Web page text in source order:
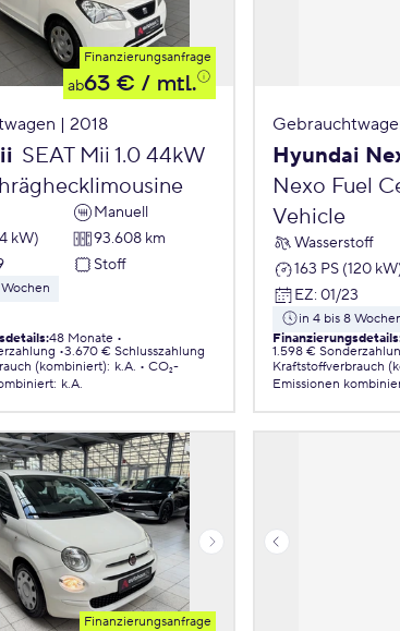
Finanzierungsanfrage
ab63 € / mtl.
| 2018
SEAT Mii 1.0 44kW
Manuell
kW)
93.608 km
Stoff
:48 Monate
3.670 € Schlusszahlung
(kombiniert): k.A.
CO₂-
: k.A.
Hyundai
Nexo Fuel
Vehicle
Wasserstoff
163 PS (120
EZ: 01/23
in 4 bis 8
Finanzierungsdetails
1.598 €
Kraftstoffverbrauch
Emissionen
Finanzierungsanfrage